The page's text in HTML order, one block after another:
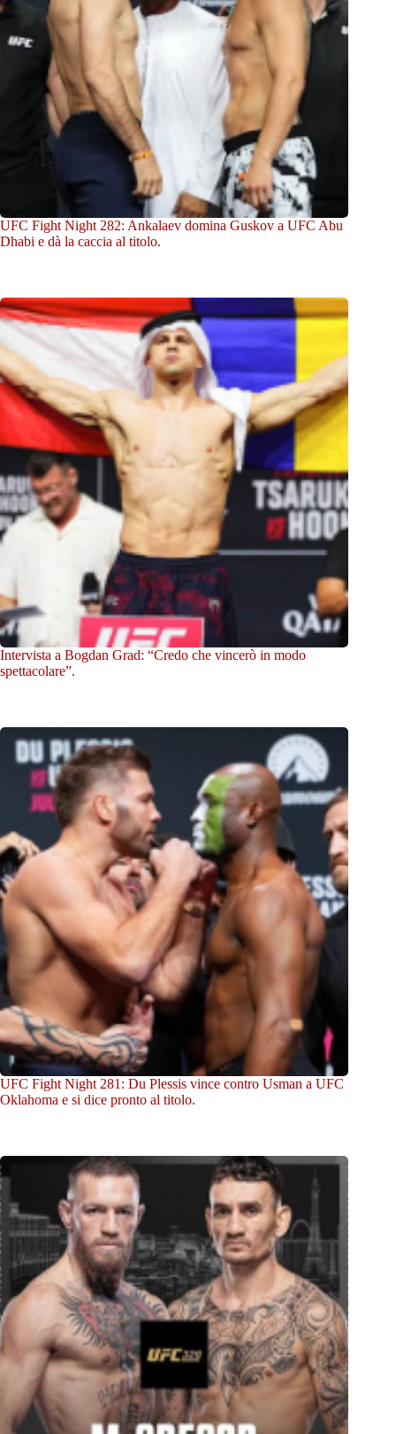
UFC Fight Night 282: Ankalaev domina Guskov a UFC Abu
Dhabi e dà la caccia al titolo.
Intervista a Bogdan Grad: “Credo che vincerò in modo
spettacolare”.
UFC Fight Night 281: Du Plessis vince contro Usman a UFC
Oklahoma e si dice pronto al titolo.